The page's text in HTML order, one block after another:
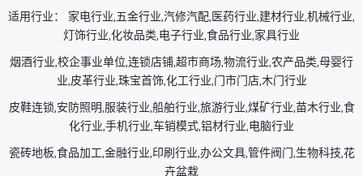
适用行业： 家电行业,五金行业,汽修汽配,医药行业,建材行业,机械行业,
灯饰行业,化妆品类,电子行业,食品行业,家具行业
烟酒行业,校企事业单位,连锁店铺,超市商场,物流行业,农产品类,母婴行
业,皮革行业,珠宝首饰,化工行业,门市门店,木门行业
皮鞋连锁,安防照明,服装行业,船舶行业,旅游行业,煤矿行业,苗木行业,食
化行业,手机行业,车销模式,铝材行业,电脑行业
瓷砖地板,食品加工,金融行业,印刷行业,办公文具,管件阀门,生物科技,花
卉盆栽